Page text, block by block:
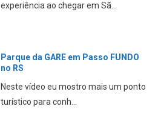
experiência ao chegar em Sã...
Parque da GARE em Passo FUNDO
no RS
Neste vídeo eu mostro mais um ponto
turístico para conh...